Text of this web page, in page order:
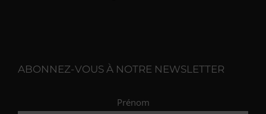
ABONNEZ-VOUS À NOTRE NEWSLETTER
Prénom